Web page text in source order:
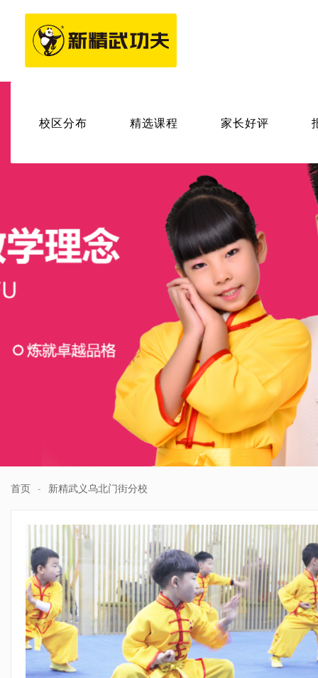
校区分布 精选课程 家长好评
首页 - 新精武义乌北门街分校